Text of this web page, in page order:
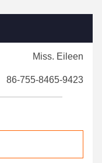
Miss. Eileen
86-755-8465-9423